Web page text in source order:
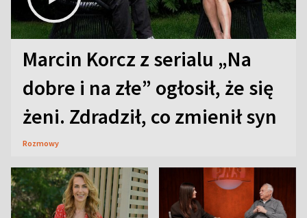
Marcin Korcz z serialu „Na
dobre i na złe” ogłosił, że się
żeni. Zdradził, co zmienił syn
Rozmowy